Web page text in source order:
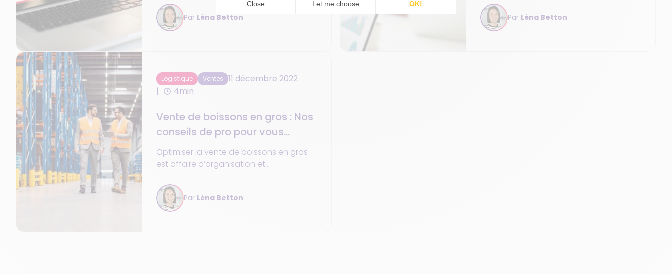
lien entre professionnels, distributeurs et
fournisseurs. Elle facilite la gestion des
entrepôts, la coordination avec les bons
Par Léna Betton
n’oubliez pas ceux déjà acquis ! La mise
en place de bonnes pratiques est
essentielle pour améliorer la satisfaction
Par Léna Betton
Logistique Ventes
11 décembre 2022
4min
Vente de boissons en gros : Nos
conseils de pro pour vous
organiser
Optimiser la vente de boissons en gros
est affaire d’organisation et
Vente en direct ou en ligne, prise de
commandes, achats fournisseurs,
disponibilité des stocks, supply chain
Par Léna Betton